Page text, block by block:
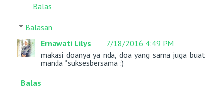
Balas
Balasan
Ernawati Lilys
7/18/2016 4:49 PM
makasi doanya ya nda, doa yang sama juga buat
manda *suksesbersama :)
Balas